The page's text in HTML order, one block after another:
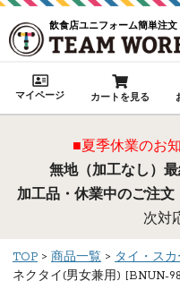
飲食店ユニフォーム簡単注文
マイページ カートを見る
■夏季休業のお
無地（加工なし）
加工品・休業中のご注文
次対
TOP 商品一覧 タイ・スカ
ネクタイ(男女兼用) [BNUN-